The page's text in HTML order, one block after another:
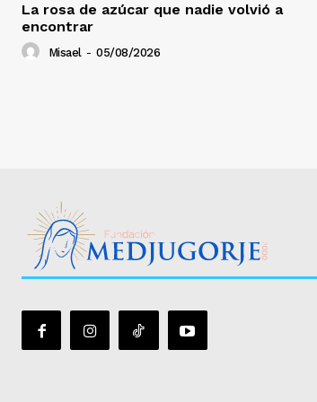
La rosa de azúcar que nadie volvió a
encontrar
Misael - 05/08/2026